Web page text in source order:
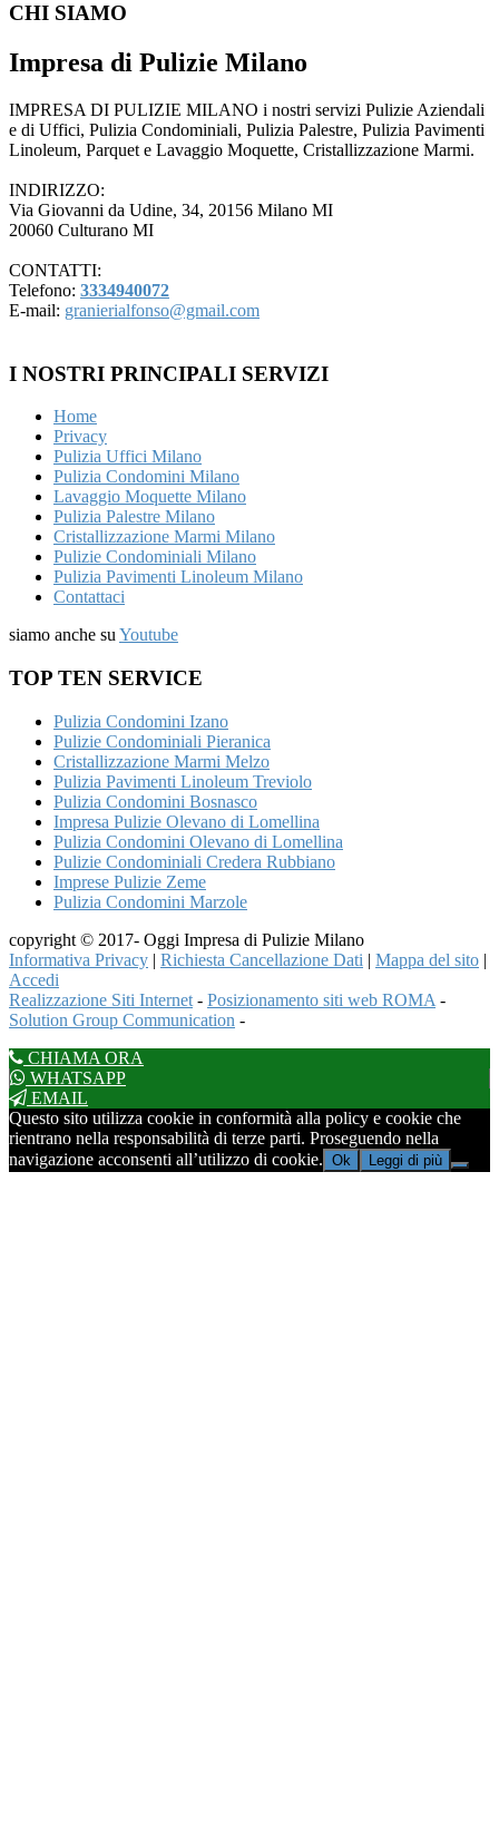
CHI SIAMO
Impresa di Pulizie Milano
IMPRESA DI PULIZIE MILANO i nostri servizi Pulizie Aziendali
e di Uffici, Pulizia Condominiali, Pulizia Palestre, Pulizia Pavimenti
Linoleum, Parquet e Lavaggio Moquette, Cristallizzazione Marmi.
INDIRIZZO:
Via Giovanni da Udine, 34, 20156 Milano MI
20060 Culturano MI
CONTATTI:
Telefono: 3334940072
E-mail: granierialfonso@gmail.com
I NOSTRI PRINCIPALI SERVIZI
Home
Privacy
Pulizia Uffici Milano
Pulizia Condomini Milano
Lavaggio Moquette Milano
Pulizia Palestre Milano
Cristallizzazione Marmi Milano
Pulizie Condominiali Milano
Pulizia Pavimenti Linoleum Milano
Contattaci
siamo anche suYoutube
TOP TEN SERVICE
Pulizia Condomini Izano
Pulizie Condominiali Pieranica
Cristallizzazione Marmi Melzo
Pulizia Pavimenti Linoleum Treviolo
Pulizia Condomini Bosnasco
Impresa Pulizie Olevano di Lomellina
Pulizia Condomini Olevano di Lomellina
Pulizie Condominiali Credera Rubbiano
Imprese Pulizie Zeme
Pulizia Condomini Marzole
copyright © 2017- Oggi Impresa di Pulizie Milano
Informativa Privacy | Richiesta Cancellazione Dati | Mappa del sito |
Accedi
Realizzazione Siti Internet - Posizionamento siti web ROMA -
Solution Group Communication -
CHIAMA ORA
WHATSAPP
EMAIL
Questo sito utilizza cookie in conformità alla policy e cookie che
rientrano nella responsabilità di terze parti. Proseguendo nella
navigazione acconsenti all’utilizzo di cookie. Ok Leggi di più